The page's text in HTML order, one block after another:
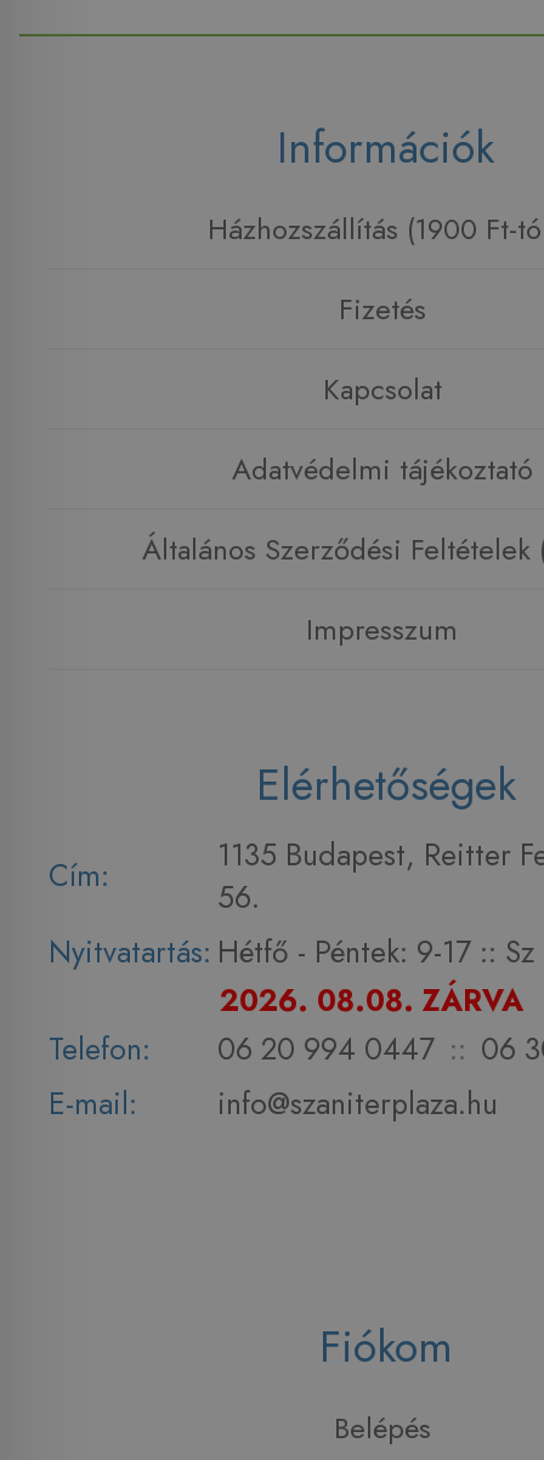
Információk
Házhozszállítás (1900 Ft-
Fizetés
Kapcsolat
Adatvédelmi tájékoztató
Általános Szerződési Feltételek
Impresszum
Elérhetőségek
Cím:
1135 Budapest, Reitter
56.
Nyitvatartás: Hétfő - Péntek: 9-17 :: Sz
2026. 08.08. ZÁRVA
Telefon:
06 20 994 0447 :: 06
E-mail:
info@szaniterplaza.hu
Fiókom
Belépés